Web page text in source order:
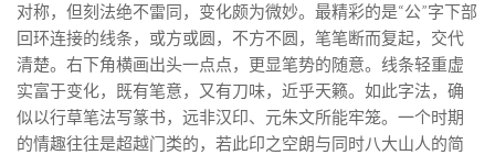
对称，但刻法绝不雷同，变化颇为微妙。最精彩的是“公”字下部
回环连接的线条，或方或圆，不方不圆，笔笔断而复起，交代
清楚。右下角横画出头一点点，更显笔势的随意。线条轻重虚
实富于变化，既有笔意，又有刀味，近乎天籁。如此字法，确
似以行草笔法写篆书，远非汉印、元朱文所能牢笼。一个时期
的情趣往往是超越门类的，若此印之空朗与同时八大山人的简